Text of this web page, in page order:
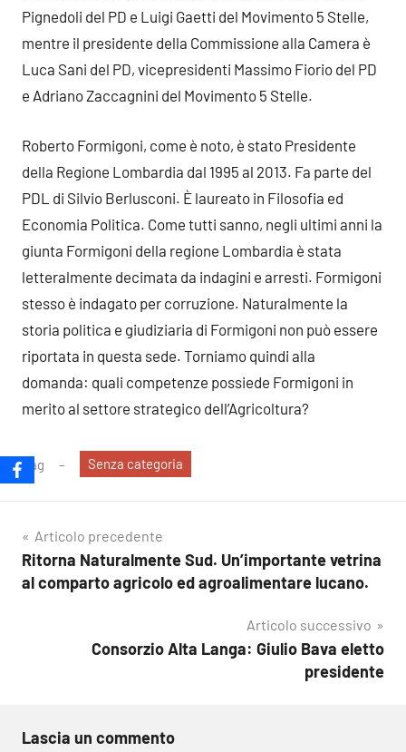
Pignedoli del PD e Luigi Gaetti del Movimento 5 Stelle,
mentre il presidente della Commissione alla Camera è
Luca Sani del PD, vicepresidenti Massimo Fiorio del PD
e Adriano Zaccagnini del Movimento 5 Stelle.
Roberto Formigoni, come è noto, è stato Presidente
della Regione Lombardia dal 1995 al 2013. Fa parte del
PDL di Silvio Berlusconi. È laureato in Filosofia ed
Economia Politica. Come tutti sanno, negli ultimi anni la
giunta Formigoni della regione Lombardia è stata
letteralmente decimata da indagini e arresti. Formigoni
stesso è indagato per corruzione. Naturalmente la
storia politica e giudiziaria di Formigoni non può essere
riportata in questa sede. Torniamo quindi alla
domanda: quali competenze possiede Formigoni in
merito al settore strategico dell’Agricoltura?
Tag Senza categoria
Navigazione
articoli
Articolo precedente
Ritorna Naturalmente Sud. Un’importante vetrina
al comparto agricolo ed agroalimentare lucano.
Articolo successivo
Consorzio Alta Langa: Giulio Bava eletto
presidente
Lascia un commento